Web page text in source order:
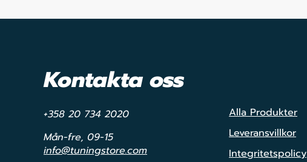
Kontakta oss
+358 20 734 2020
Mån-fre, 09-15
info@tuningstore.com
Alla Produkter
Leveransvillkor
Integritetspolicy